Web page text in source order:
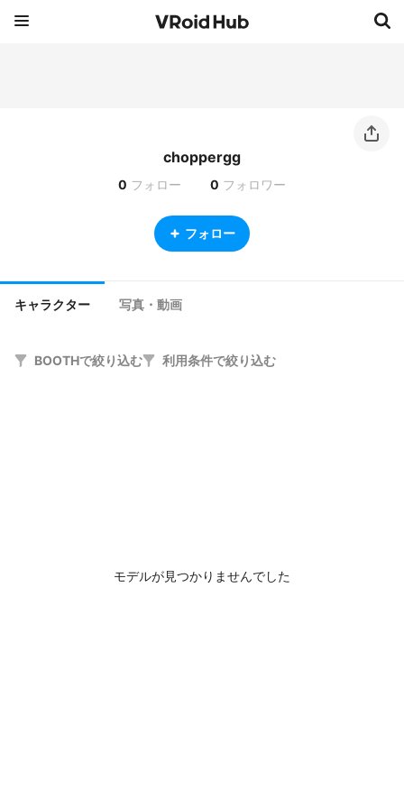
choppergg
0 フォロー 0 フォロワー
フォロー
キャラクター 写真・動画
BOOTHで絞り込む 利用条件で絞り込む
モデルが見つかりませんでした